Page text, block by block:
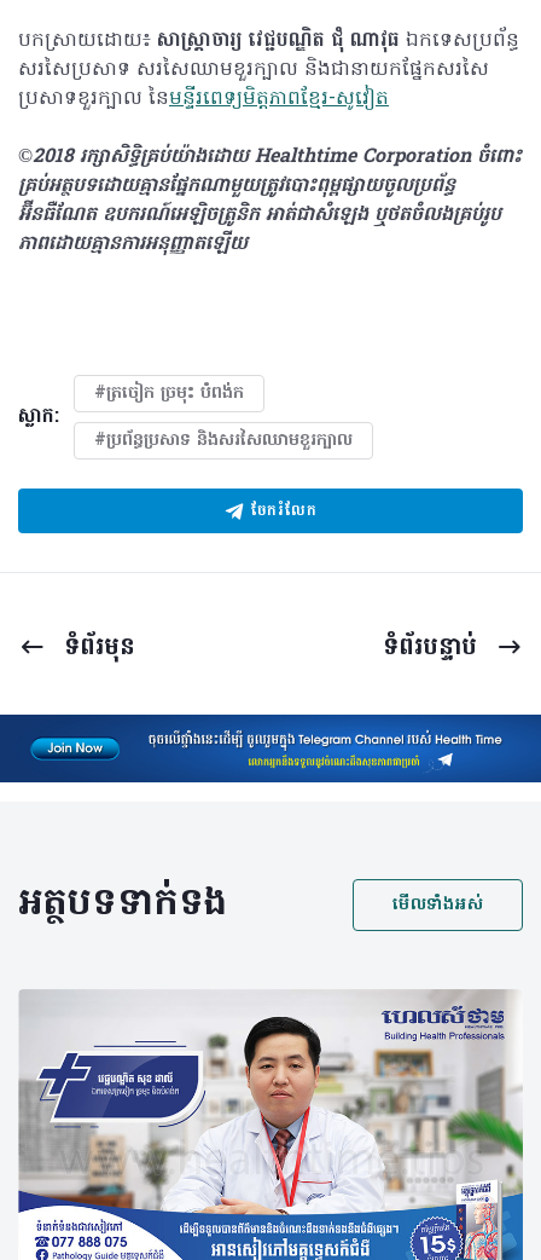
បកស្រាយដោយ៖ សាស្ត្រាចារ្យ វេជ្ជបណ្ឌិត ជុំ ណាវុធ ឯកទេសប្រព័ន្ធ
សរសៃប្រសាទ សរសៃឈាមខួរក្បាល និងជានាយកផ្នែកសរសៃ
ប្រសាទខួរក្បាល នៃមន្ទីរពេទ្យមិត្តភាពខ្មែរ-សូវៀត
©2018 រក្សាសិទ្ធិគ្រប់យ៉ាង​ដោយ Healthtime Corporation ចំពោះ
គ្រប់អត្ថបទដោយគ្មានផ្នែកណាមួយត្រូវបោះពុម្ពផ្សាយចូលប្រព័ន្ធ
អ៊ីនធឺណែត ឧបករណ៍អេឡិចត្រូនិក អាត់ជាសំឡេង ឬថតចំលងគ្រប់រូប
ភាពដោយគ្មានការអនុញ្ញាតឡើយ
ស្លាក:
#ត្រចៀក ច្រមុះ បំពង់ក
#ប្រព័ន្ធប្រសាទ និងសរសៃឈាមខួរក្បាល
ចែករំលែក
ទំព័រ​មុន ទំព័រ​បន្ទាប់
អត្ថបទទាក់ទង មើលទាំងអស់